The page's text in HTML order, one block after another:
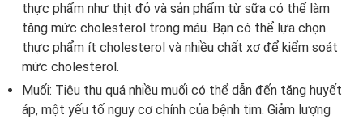
thực phẩm như thịt đỏ và sản phẩm từ sữa có thể làm
tăng mức cholesterol trong máu. Bạn có thể lựa chọn
thực phẩm ít cholesterol và nhiều chất xơ để kiểm soát
mức cholesterol.
Muối: Tiêu thụ quá nhiều muối có thể dẫn đến tăng huyết
áp, một yếu tố nguy cơ chính của bệnh tim. Giảm lượng